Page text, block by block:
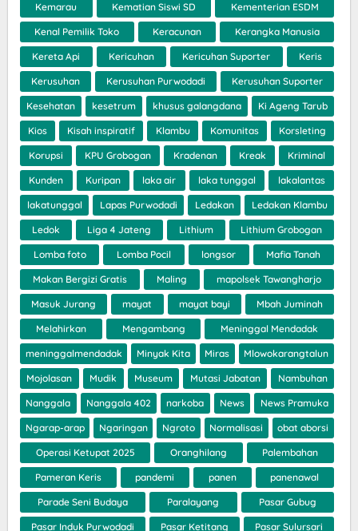
Kemarau Kematian Siswi SD Kementerian ESDM
Kenal Pemilik Toko Keracunan Kerangka Manusia
Kereta Api Kericuhan Kericuhan Suporter Keris
Kerusuhan Kerusuhan Purwodadi Kerusuhan Suporter
Kesehatan kesetrum khusus galangdana Ki Ageng Tarub
Kios Kisah inspiratif Klambu Komunitas Korsleting
Korupsi KPU Grobogan Kradenan Kreak Kriminal
Kunden Kuripan laka air laka tunggal lakalantas
lakatunggal Lapas Purwodadi Ledakan Ledakan Klambu
Ledok Liga 4 Jateng Lithium Lithium Grobogan
Lomba foto Lomba Pocil longsor Mafia Tanah
Makan Bergizi Gratis Maling mapolsek Tawangharjo
Masuk Jurang mayat mayat bayi Mbah Juminah
Melahirkan Mengambang Meninggal Mendadak
meninggalmendadak Minyak Kita Miras Mlowokarangtalun
Mojolasan Mudik Museum Mutasi Jabatan Nambuhan
Nanggala Nanggala 402 narkoba News News Pramuka
Ngarap-arap Ngaringan Ngroto Normalisasi obat aborsi
Operasi Ketupat 2025 Oranghilang Palembahan
Pameran Keris pandemi panen panenawal
Parade Seni Budaya Paralayang Pasar Gubug
Pasar Induk Purwodadi Pasar Ketitang Pasar Sulursari